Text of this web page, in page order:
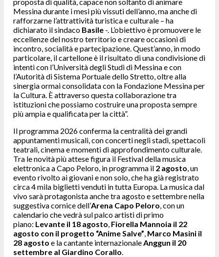
Messina durante i mesi più vissuti dell’anno, ma anche di
rafforzarne l’attrattività turistica e culturale – ha
dichiarato il sindaco Basile-. L’obiettivo è promuovere le
eccellenze del nostro territorio e creare occasioni di
incontro, socialità e partecipazione. Quest’anno, in modo
particolare, il cartellone è il risultato di una condivisione di
intenti con l’Università degli Studi di Messina e con
l’Autorità di Sistema Portuale dello Stretto, oltre alla
sinergia ormai consolidata con la Fondazione Messina per
la Cultura. È attraverso questa collaborazione tra
istituzioni che possiamo costruire una proposta sempre
più ampia e qualificata per la città”.
Il programma 2026 conferma la centralità dei grandi
appuntamenti musicali, con concerti negli stadi, spettacoli
teatrali, cinema e momenti di approfondimento culturale.
Tra le novità più attese figura il Festival della musica
elettronica a Capo Peloro, in programma il2 agosto , un
evento rivolto ai giovani e non solo, che ha già registrato
circa 4 mila biglietti venduti in tutta Europa. La musica dal
vivo sarà protagonista anche tra agosto e settembre nella
suggestiva cornice dell’Arena Capo Peloro , con un
calendario che vedrà sul palco artisti di primo
piano: Levante il 18 agosto Fiorella Mannoia il 22
agosto con il progetto “Anime Salve” Marco Masini il
28 agosto e la cantante internazionale Anggun il 20
settembre al Giardino Corallo